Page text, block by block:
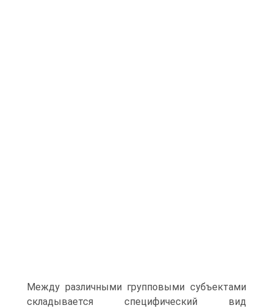
Между различными групповыми субъектами
складывается специфический вид